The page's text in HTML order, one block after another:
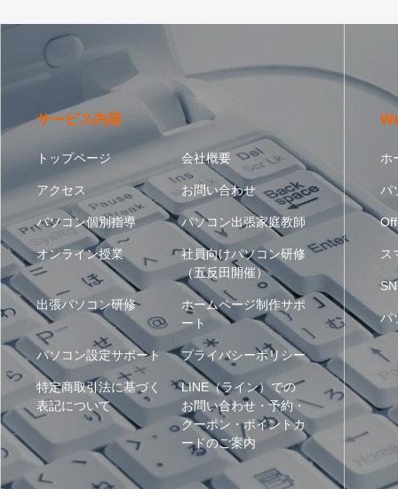
サービス内容
トップページ 会社概要
アクセス お問い合わせ
パソコン個別指導 パソコン出張家庭教師
オンライン授業
社員向けパソコン研修
（五反田開催）
出張パソコン研修
ホームページ制作サポ
ート
パソコン設定サポート プライバシーポリシー
特定商取引法に基づく
表記について
LINE（ライン）での
お問い合わせ・予約・
クーポン・ポイントカ
ードのご案内
ホ
パ
ス
パ